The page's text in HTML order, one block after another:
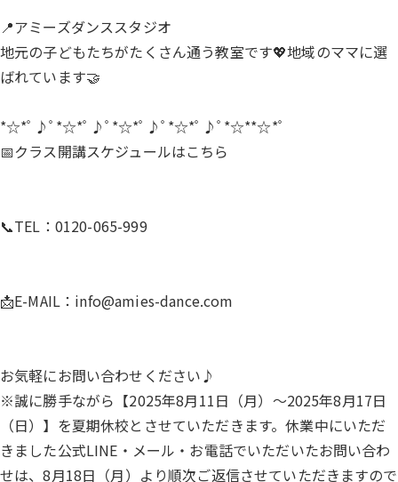
📍アミーズダンススタジオ
地元の子どもたちがたくさん通う教室です💖地域のママに選
ばれています🤝
*☆*ﾟ♪ﾟ*☆*ﾟ♪ﾟ*☆*ﾟ♪ﾟ*☆*ﾟ♪ﾟ*☆**☆*ﾟ
📅クラス開講スケジュールはこちら
📞TEL：0120-065-999
📩E-MAIL： info@amies-dance.com
お気軽にお問い合わせください♪
※誠に勝手ながら【2025年8月11日（月）～2025年8月17日
（日）】を夏期休校とさせていただきます。休業中にいただ
きました公式LINE・メール・お電話でいただいたお問い合わ
せは、8月18日（月）より順次ご返信させていただきますので